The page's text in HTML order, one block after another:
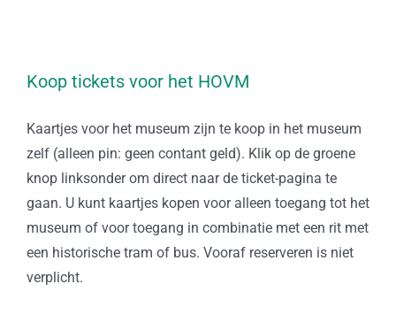
Koop tickets voor het HOVM
Kaartjes voor het museum zijn te koop in het museum
zelf (alleen pin: geen contant geld). Klik op de groene
knop linksonder om direct naar de ticket-pagina te
gaan. U kunt kaartjes kopen voor alleen toegang tot het
museum of voor toegang in combinatie met een rit met
een historische tram of bus. Vooraf reserveren is niet
verplicht.